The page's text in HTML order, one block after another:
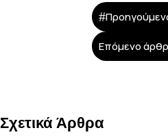
#
Επόμενο
Σχετικά Άρθρα